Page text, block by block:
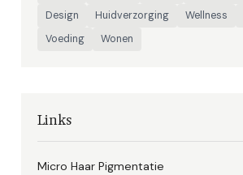
Design
Huidverzorging Wellness
Voeding
Wonen
Links
Micro Haar Pigmentatie